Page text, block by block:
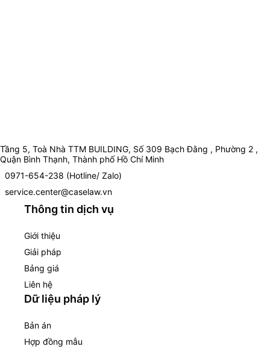
Tầng 5, Toà Nhà TTM BUILDING, Số 309 Bạch Đằng , Phường 2 ,
Quận Bình Thạnh, Thành phố Hồ Chí Minh
0971-654-238 (Hotline/ Zalo)
service.center@caselaw.vn
Thông tin dịch vụ
Giới thiệu
Giải pháp
Bảng giá
Liên hệ
Dữ liệu pháp lý
Bản án
Hợp đồng mẫu